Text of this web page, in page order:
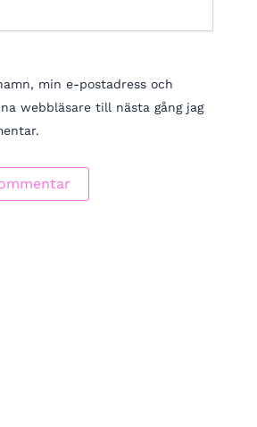
min e-postadress och
webbläsare till nästa gång jag